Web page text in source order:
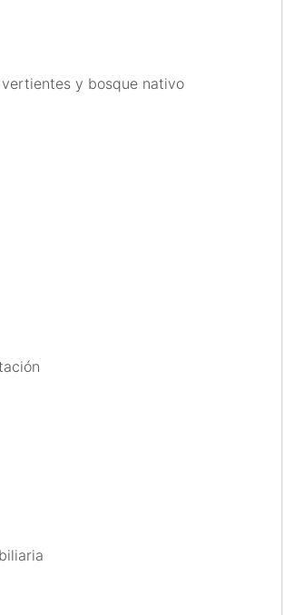
y bosque nativo